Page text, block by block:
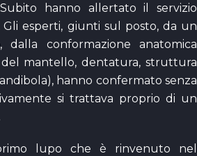
hanno allertato il servizio
Gli esperti, giunti sul posto, da un
dalla conformazione anatomica
del mantello, dentatura, struttura
hanno confermato senza
si trattava proprio di un
lupo che è rinvenuto nel